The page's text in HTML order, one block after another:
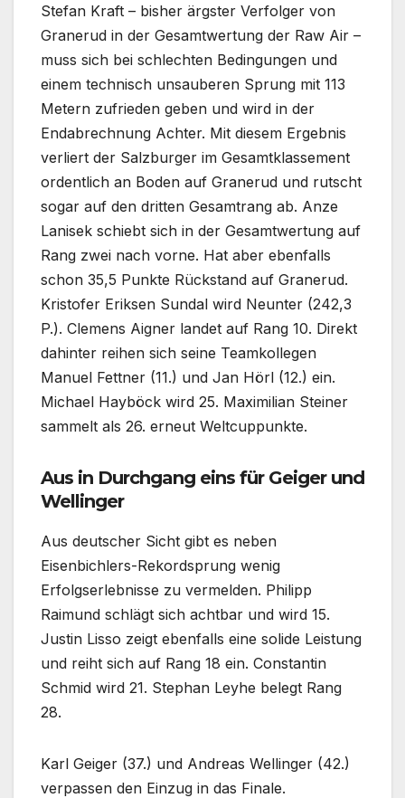
Stefan Kraft – bisher ärgster Verfolger von
Granerud in der Gesamtwertung der Raw Air –
muss sich bei schlechten Bedingungen und
einem technisch unsauberen Sprung mit 113
Metern zufrieden geben und wird in der
Endabrechnung Achter. Mit diesem Ergebnis
verliert der Salzburger im Gesamtklassement
ordentlich an Boden auf Granerud und rutscht
sogar auf den dritten Gesamtrang ab. Anze
Lanisek schiebt sich in der Gesamtwertung auf
Rang zwei nach vorne. Hat aber ebenfalls
schon 35,5 Punkte Rückstand auf Granerud.
Kristofer Eriksen Sundal wird Neunter (242,3
P.). Clemens Aigner landet auf Rang 10. Direkt
dahinter reihen sich seine Teamkollegen
Manuel Fettner (11.) und Jan Hörl (12.) ein.
Michael Hayböck wird 25. Maximilian Steiner
sammelt als 26. erneut Weltcuppunkte.
Aus in Durchgang eins für Geiger und
Wellinger
Aus deutscher Sicht gibt es neben
Eisenbichlers-Rekordsprung wenig
Erfolgserlebnisse zu vermelden. Philipp
Raimund schlägt sich achtbar und wird 15.
Justin Lisso zeigt ebenfalls eine solide Leistung
und reiht sich auf Rang 18 ein. Constantin
Schmid wird 21. Stephan Leyhe belegt Rang
28.
Karl Geiger (37.) und Andreas Wellinger (42.)
verpassen den Einzug in das Finale.